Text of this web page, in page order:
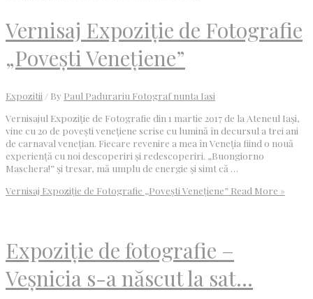
Vernisaj Expoziție de Fotografie
„Povești Venețiene”
Expozitii / By Paul Padurariu Fotograf nunta Iasi
Vernisajul Expoziție de Fotografie din 1 martie 2017 de la Ateneul Iași,
vine cu 20 de povești venețiene scrise cu lumină în decursul a trei ani
de carnaval venețian. Fiecare revenire a mea în Veneția fiind o nouă
experiență cu noi descoperiri și redescoperiri. „Buongiorno
Maschera!” și tresar, mă umplu de energie și simt că …
Vernisaj Expoziție de Fotografie „Povești Venețiene” Read More »
Expoziţie de fotografie –
Veşnicia s-a născut la sat…